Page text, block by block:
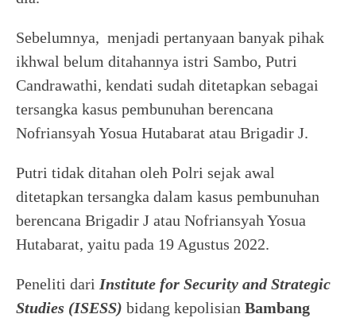
Sebelumnya, menjadi pertanyaan banyak pihak
ikhwal belum ditahannya istri Sambo, Putri
Candrawathi, kendati sudah ditetapkan sebagai
tersangka kasus pembunuhan berencana
Nofriansyah Yosua Hutabarat atau Brigadir J.
Putri tidak ditahan oleh Polri sejak awal
ditetapkan tersangka dalam kasus pembunuhan
berencana Brigadir J atau Nofriansyah Yosua
Hutabarat, yaitu pada 19 Agustus 2022.
Peneliti dari Institute for Security and Strategic
Studies (ISESS) bidang kepolisian Bambang